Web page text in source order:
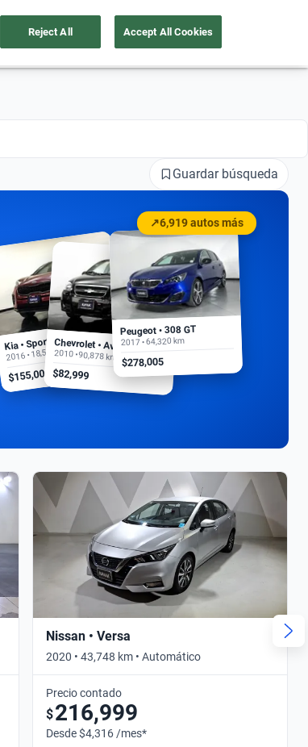
Nosotros Ubicación
Guardar búsqueda
↗6,919 autos más
Kia • Sportage EX
2016 • 18,500 km
$155,000
Chevrolet • Aveo
2010 • 90,878 km
$82,999
Peugeot • 308 GT
2017 • 64,320 km
$278,005
Nissan • Versa
2020 • 43,748 km • Automático
Precio contado
$216,999
Desde $4,316 /mes*
Reject All Accept All Cookies